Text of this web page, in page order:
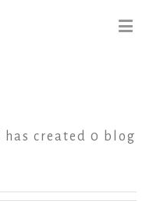
has created 0 blog